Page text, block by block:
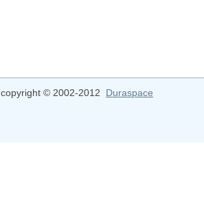
copyright © 2002-2012 Duraspace